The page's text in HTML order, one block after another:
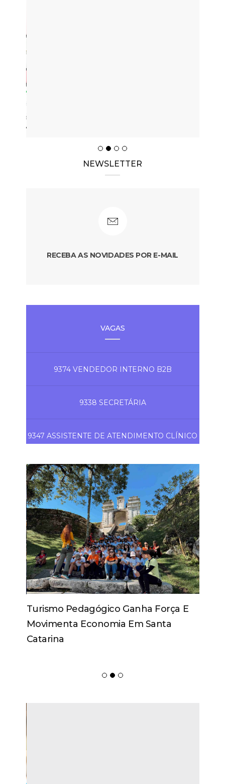
NEWSLETTER
RECEBA AS NOVIDADES POR E-MAIL
VAGAS
9374 VENDEDOR INTERNO B2B
9338 SECRETÁRIA
9347 ASSISTENTE DE ATENDIMENTO CLÍNICO
Turismo Pedagógico Ganha Força E
Movimenta Economia Em Santa
Catarina